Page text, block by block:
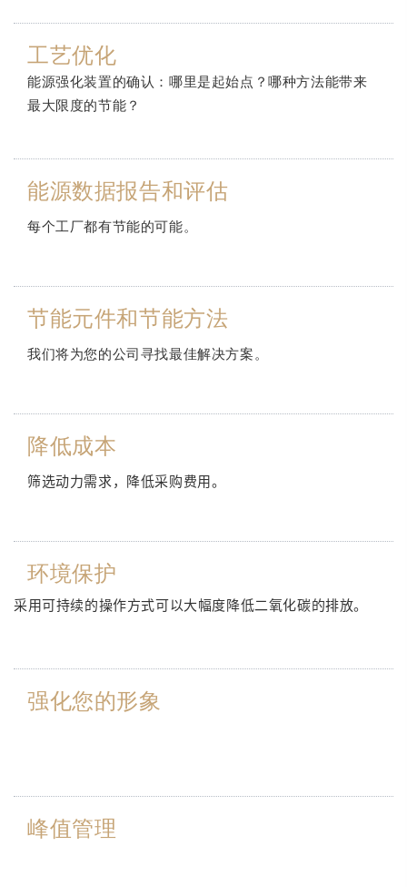
工艺优化
能源强化装置的确认：哪里是起始点？哪种方法能带来
最大限度的节能？
能源数据报告和评估
每个工厂都有节能的可能。
节能元件和节能方法
我们将为您的公司寻找最佳解决方案。
降低成本
筛选动力需求，降低采购费用。
环境保护
采用可持续的操作方式可以大幅度降低二氧化碳的排放。
强化您的形象
峰值管理